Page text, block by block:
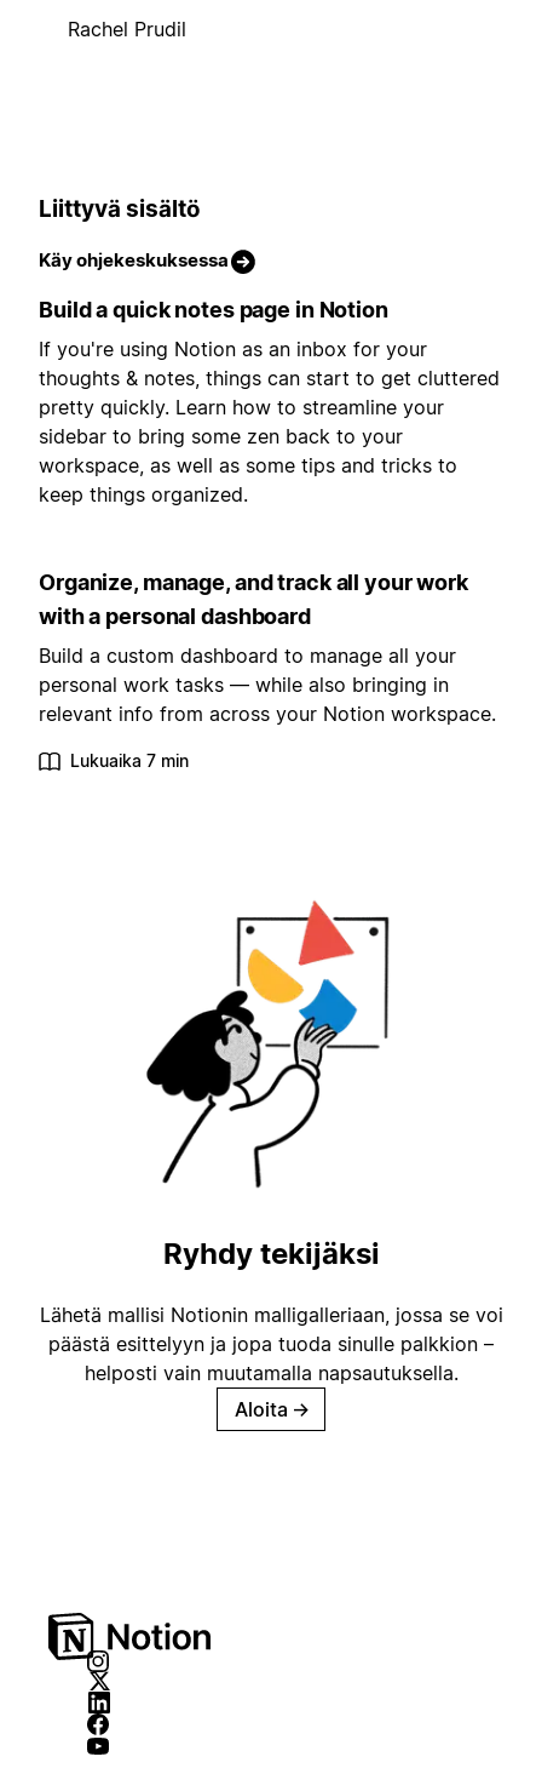
Rachel Prudil
Liittyvä sisältö
Käy ohjekeskuksessa
Build a quick notes page in Notion
If you're using Notion as an inbox for your
thoughts & notes, things can start to get cluttered
pretty quickly. Learn how to streamline your
sidebar to bring some zen back to your
workspace, as well as some tips and tricks to
keep things organized.
Organize, manage, and track all your work
with a personal dashboard
Build a custom dashboard to manage all your
personal work tasks — while also bringing in
relevant info from across your Notion workspace.
Lukuaika 7 min
Ryhdy tekijäksi
Lähetä mallisi Notionin malligalleriaan, jossa se voi
päästä esittelyyn ja jopa tuoda sinulle palkkion –
helposti vain muutamalla napsautuksella.
Aloita →